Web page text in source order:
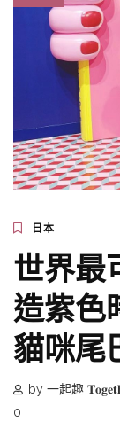
日本
世界最
造紫色
貓咪尾
by 一起趣
0